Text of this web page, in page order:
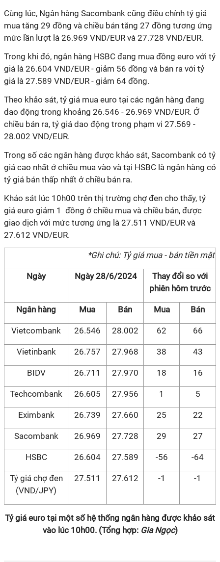
Cùng lúc, Ngân hàng Sacombank cũng điều chỉnh tỷ giá
mua tăng 29 đồng và chiều bán tăng 27 đồng tương ứng
mức lần lượt là 26.969 VND/EUR và 27.728 VND/EUR.
Trong khi đó, ngân hàng HSBC đang mua đồng euro với tỷ
giá là 26.604 VND/EUR - giảm 56 đồng và bán ra với tỷ
giá là 27.589 VND/EUR - giảm 64 đồng.
Theo khảo sát, tỷ giá mua euro tại các ngân hàng đang
dao động trong khoảng 26.546 - 26.969 VND/EUR. Ở
chiều bán ra, tỷ giá dao động trong phạm vi 27.569 -
28.002 VND/EUR.
Trong số các ngân hàng được khảo sát, Sacombank có tỷ
giá cao nhất ở chiều mua vào và tại HSBC là ngân hàng có
tỷ giá bán thấp nhất ở chiều bán ra.
Khảo sát lúc 10h00 trên thị trường chợ đen cho thấy, tỷ
giá euro giảm 1 đồng ở chiều mua và chiều bán, được
giao dịch với mức tương ứng là 27.511 VND/EUR và
27.612 VND/EUR.
*Ghi chú: Tỷ giá mua - bán tiền mặt
Ngày Ngày 28/6/2024
Thay đổi so với
phiên hôm trước
Ngân hàng Mua Bán Mua Bán
Vietcombank 26.546 28.002 62 66
Vietinbank 26.757 27.968 38 43
BIDV 26.711 27.970 18 16
Techcombank 26.605 27.956 1 5
Eximbank 26.739 27.660 25 22
Sacombank 26.969 27.728 29 27
HSBC 26.604 27.589 -56 -64
Tỷ giá chợ đen
(VND/JPY)
27.511 27.612 -1 -1
Tỷ giá euro tại một số hệ thống ngân hàng được khảo sát
vào lúc 10h00. (Tổng hợp: Gia Ngọc)